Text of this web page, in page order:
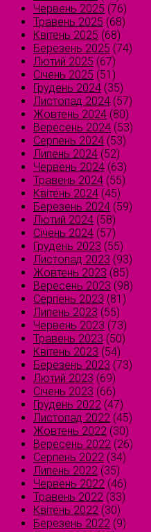
Червень 2025 (76)
Травень 2025 (68)
Квітень 2025 (68)
Березень 2025 (74)
Лютий 2025 (67)
Січень 2025 (51)
Грудень 2024 (35)
Листопад 2024 (57)
Жовтень 2024 (80)
Вересень 2024 (53)
Серпень 2024 (53)
Липень 2024 (52)
Червень 2024 (63)
Травень 2024 (55)
Квітень 2024 (45)
Березень 2024 (59)
Лютий 2024 (58)
Січень 2024 (57)
Грудень 2023 (55)
Листопад 2023 (93)
Жовтень 2023 (85)
Вересень 2023 (98)
Серпень 2023 (81)
Липень 2023 (55)
Червень 2023 (73)
Травень 2023 (50)
Квітень 2023 (54)
Березень 2023 (73)
Лютий 2023 (69)
Січень 2023 (66)
Грудень 2022 (47)
Листопад 2022 (45)
Жовтень 2022 (30)
Вересень 2022 (26)
Серпень 2022 (34)
Липень 2022 (35)
Червень 2022 (46)
Травень 2022 (33)
Квітень 2022 (30)
Березень 2022 (9)